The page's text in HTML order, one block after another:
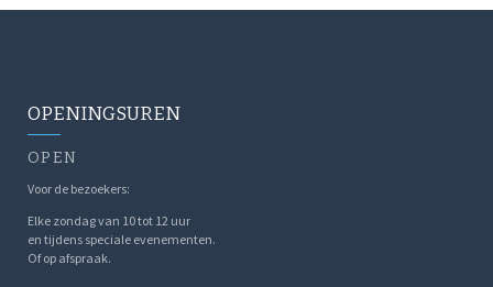
OPENINGSUREN
OPEN
Voor de bezoekers:
Elke zondag van 10 tot 12 uur
en tijdens speciale evenementen.
Of op afspraak.